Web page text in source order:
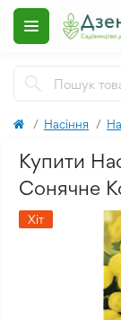
Насіння
Купити
Сонячне
Хіт